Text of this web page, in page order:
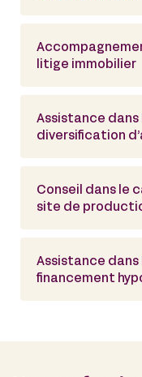
litige immobilier
Assistance dans
diversification
Conseil dans le
site de
Assistance dans
financement